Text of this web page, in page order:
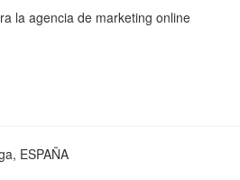
la agencia de marketing online
ESPAÑA